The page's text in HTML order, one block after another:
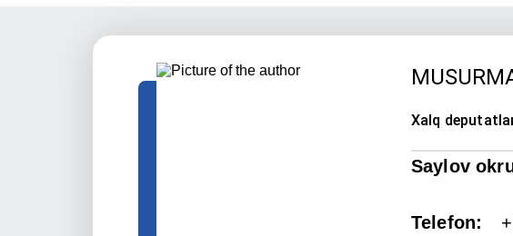
Xalq
Saylov
Telefon: